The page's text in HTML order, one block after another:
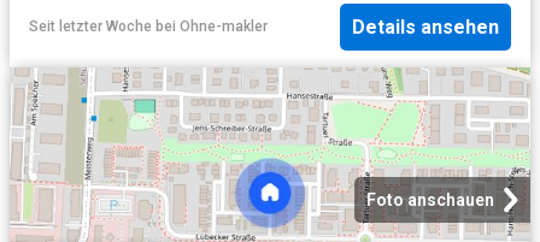
Seit letzter Woche bei Ohne-makler Details ansehen
Foto anschauen